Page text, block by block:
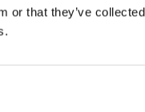
or that they’ve
Cerwin-